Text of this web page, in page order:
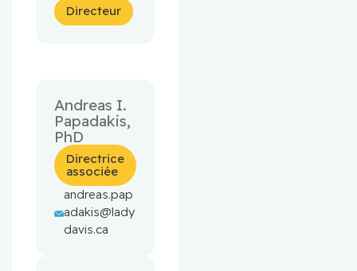
Directeur
Andreas I.
Papadakis,
PhD
Directrice
associée
andreas.pap
adakis@lady
davis.ca